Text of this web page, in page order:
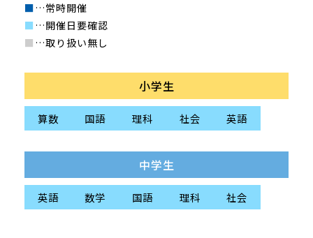
■…常時開催
■ …開催日要確認
■ …取り扱い無し
小学生
算数 国語 理科 社会 英語
中学生
英語 数学 国語 理科 社会